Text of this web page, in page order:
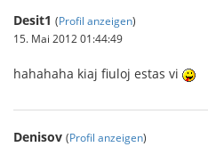
Desit1 (Profil anzeigen)
15. Mai 2012 01:44:49
hahahaha kiaj fiuloj estas vi
Denisov (Profil anzeigen)